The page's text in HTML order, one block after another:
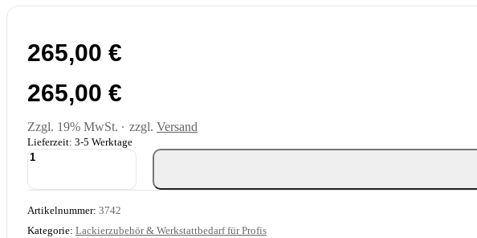
265,00 €
265,00 €
Zzgl. 19% MwSt. zzgl. Versand
Lieferzeit: 3-5 Werktage
Fliessbecher
Liter
Bajonettverschluss
Menge
Artikelnummer: 3742
Kategorie: Lackierzubehör & Werkstattbedarf für Profis